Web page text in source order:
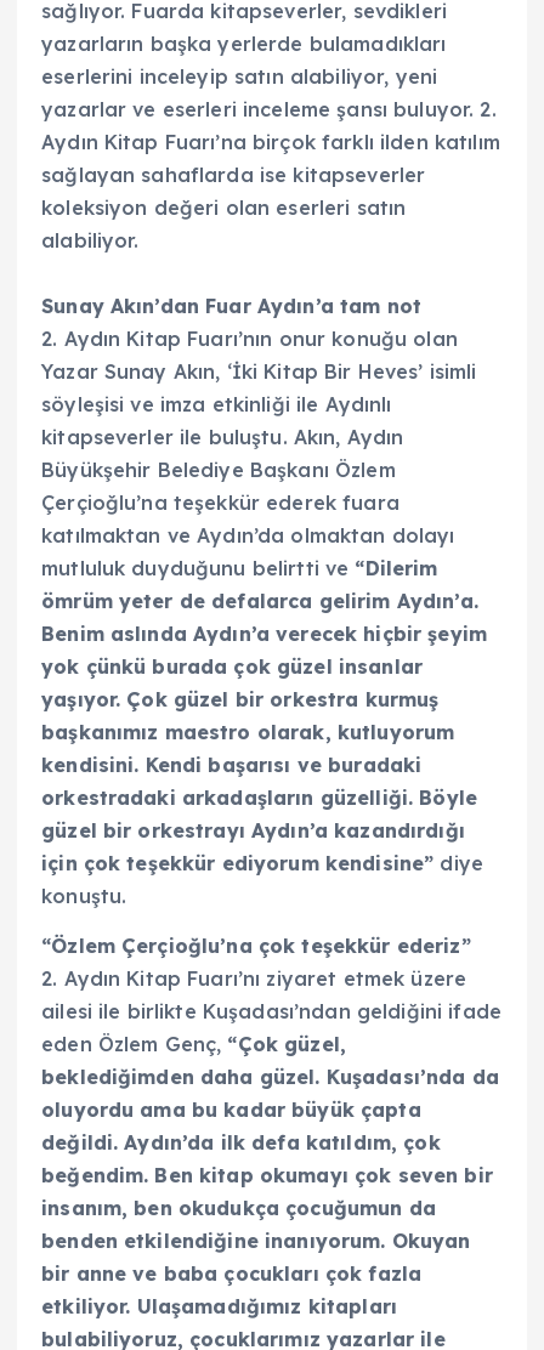
sağlıyor. Fuarda kitapseverler, sevdikleri
yazarların başka yerlerde bulamadıkları
eserlerini inceleyip satın alabiliyor, yeni
yazarlar ve eserleri inceleme şansı buluyor. 2.
Aydın Kitap Fuarı’na birçok farklı ilden katılım
sağlayan sahaflarda ise kitapseverler
koleksiyon değeri olan eserleri satın
alabiliyor.
Sunay Akın’dan Fuar Aydın’a tam not
2. Aydın Kitap Fuarı’nın onur konuğu olan
Yazar Sunay Akın, ‘İki Kitap Bir Heves’ isimli
söyleşisi ve imza etkinliği ile Aydınlı
kitapseverler ile buluştu. Akın, Aydın
Büyükşehir Belediye Başkanı Özlem
Çerçioğlu’na teşekkür ederek fuara
katılmaktan ve Aydın’da olmaktan dolayı
mutluluk duyduğunu belirtti ve “Dilerim
ömrüm yeter de defalarca gelirim Aydın’a.
Benim aslında Aydın’a verecek hiçbir şeyim
yok çünkü burada çok güzel insanlar
yaşıyor. Çok güzel bir orkestra kurmuş
başkanımız maestro olarak, kutluyorum
kendisini. Kendi başarısı ve buradaki
orkestradaki arkadaşların güzelliği. Böyle
güzel bir orkestrayı Aydın’a kazandırdığı
için çok teşekkür ediyorum kendisine” diye
konuştu.
“Özlem Çerçioğlu’na çok teşekkür ederiz”
2. Aydın Kitap Fuarı’nı ziyaret etmek üzere
ailesi ile birlikte Kuşadası’ndan geldiğini ifade
eden Özlem Genç, “Çok güzel,
beklediğimden daha güzel. Kuşadası’nda da
oluyordu ama bu kadar büyük çapta
değildi. Aydın’da ilk defa katıldım, çok
beğendim. Ben kitap okumayı çok seven bir
insanım, ben okudukça çocuğumun da
benden etkilendiğine inanıyorum. Okuyan
bir anne ve baba çocukları çok fazla
etkiliyor. Ulaşamadığımız kitapları
bulabiliyoruz, çocuklarımız yazarlar ile